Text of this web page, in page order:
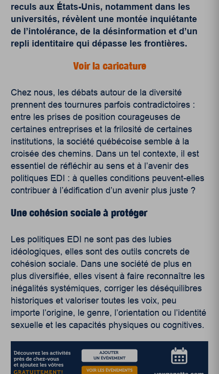
reculs aux États-Unis, notamment dans les
universités, révèlent une montée inquiétante
de l’intolérance, de la désinformation et d’un
repli identitaire qui dépasse les frontières.
Voir la caricature
Chez nous, les débats autour de la diversité
prennent des tournures parfois contradictoires :
entre les prises de position courageuses de
certaines entreprises et la frilosité de certaines
institutions, la société québécoise semble à la
croisée des chemins. Dans un tel contexte, il est
essentiel de réfléchir au sens et à l’avenir des
politiques EDI : à quelles conditions peuvent-elles
contribuer à l’édification d’un avenir plus juste ?
Une cohésion sociale à protéger
Les politiques EDI ne sont pas des lubies
idéologiques, elles sont des outils concrets de
cohésion sociale. Dans une société de plus en
plus diversifiée, elles visent à faire reconnaître les
inégalités systémiques, corriger les déséquilibres
historiques et valoriser toutes les voix, peu
importe l’origine, le genre, l’orientation ou l’identité
sexuelle et les capacités physiques ou cognitives.